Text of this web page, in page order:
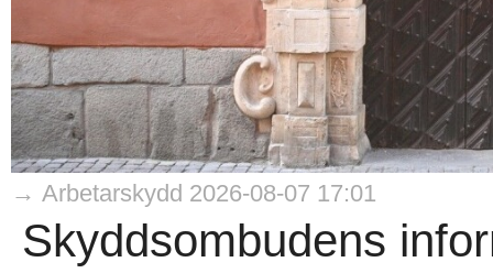
→ Arbetarskydd 2026-08-07 17:01
Skyddsombudens